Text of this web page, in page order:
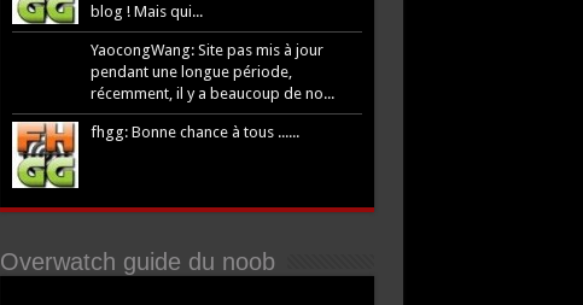
blog ! Mais qui...
YaocongWang: Site pas mis à jour
pendant une longue période,
récemment, il y a beaucoup de no...
fhgg: Bonne chance à tous ......
Overwatch guide du noob